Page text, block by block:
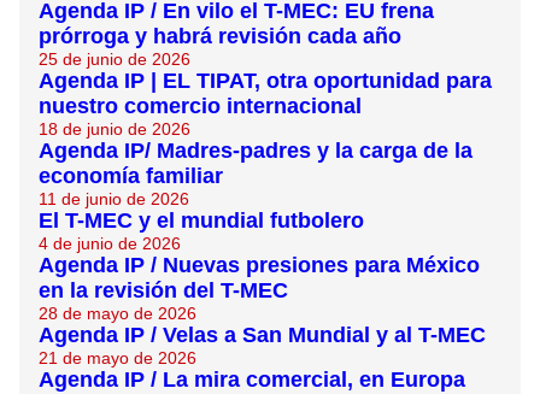
Agenda IP / En vilo el T-MEC: EU frena
prórroga y habrá revisión cada año
25 de junio de 2026
Agenda IP | EL TIPAT, otra oportunidad para
nuestro comercio internacional
18 de junio de 2026
Agenda IP/ Madres-padres y la carga de la
economía familiar
11 de junio de 2026
El T-MEC y el mundial futbolero
4 de junio de 2026
Agenda IP / Nuevas presiones para México
en la revisión del T-MEC
28 de mayo de 2026
Agenda IP / Velas a San Mundial y al T-MEC
21 de mayo de 2026
Agenda IP / La mira comercial, en Europa